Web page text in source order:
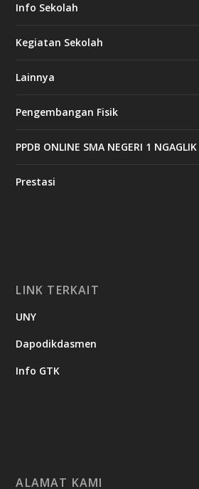
Info Sekolah
Kegiatan Sekolah
Lainnya
Pengembangan Fisik
PPDB ONLINE SMA NEGERI 1 NGAGLIK
Prestasi
LINK TERKAIT
UNY
Dapodikdasmen
Info GTK
ALAMAT KAMI